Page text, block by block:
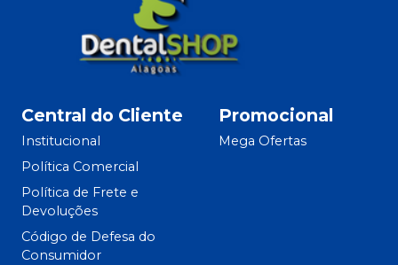
Central do Cliente
Institucional
Política Comercial
Política de Frete e
Devoluções
Código de Defesa do
Consumidor
Promocional
Mega Ofertas